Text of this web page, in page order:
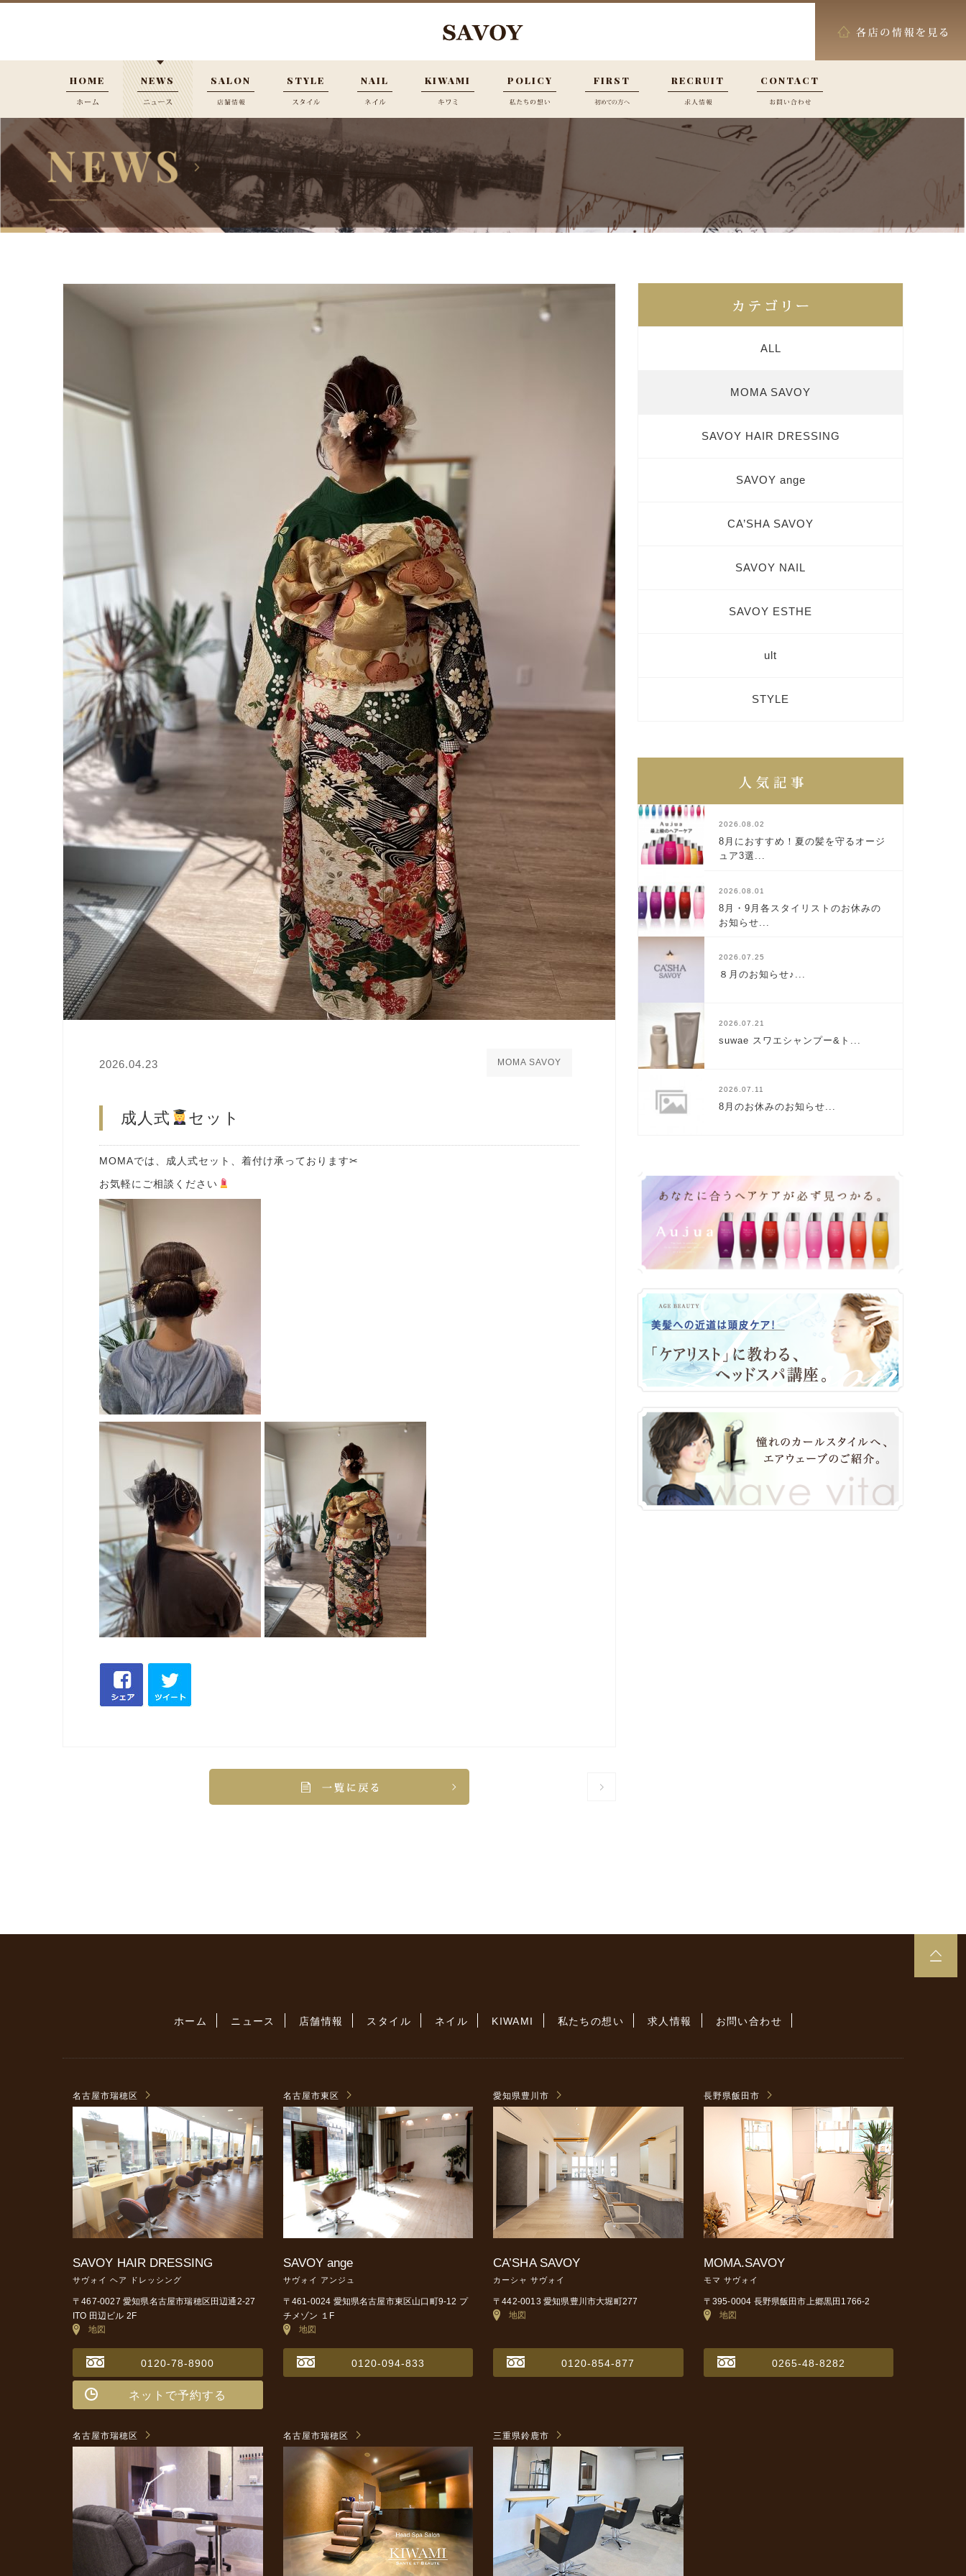
HOME NEWS SALON STYLE NAIL KIWAMI POLICY FIRST RECRUIT CONTACT
2026.04.23 MOMA SAVOY
成人式 セット
MOMAでは、成人式セット、着付け承っております✂︎
お気軽にご相談ください
ALL
MOMA SAVOY
SAVOY HAIR DRESSING
SAVOY ange
CA’SHA SAVOY
SAVOY NAIL
SAVOY ESTHE
ult
STYLE
2026.08.02
8月におすすめ！夏の髪を守るオージ
ュア3選...
2026.08.01
8月・9月各スタイリストのお休みの
お知らせ...
2026.07.25
８月のお知らせ♪...
2026.07.21
suwae スワエシャンプー&ト...
2026.07.11
8月のお休みのお知らせ...
ホーム ニュース 店舗情報 スタイル ネイル KIWAMI 私たちの想い 求人情報 お問い合わせ
名古屋市瑞穂区
SAVOY HAIR DRESSING
サヴォイ ヘア ドレッシング
〒467-0027 愛知県名古屋市瑞穂区田辺通2-27
ITO 田辺ビル 2F
地図
0120-78-8900
ネットで予約する
名古屋市東区
SAVOY ange
サヴォイ アンジュ
〒461-0024 愛知県名古屋市東区山口町9-12 プ
チメゾン １F
地図
0120-094-833
愛知県豊川市
CA’SHA SAVOY
カーシャ サヴォイ
〒442-0013 愛知県豊川市大堀町277
地図
0120-854-877
長野県飯田市
MOMA.SAVOY
モマ サヴォイ
〒395-0004 長野県飯田市上郷黒田1766-2
地図
0265-48-8282
名古屋市瑞穂区 名古屋市瑞穂区 三重県鈴鹿市